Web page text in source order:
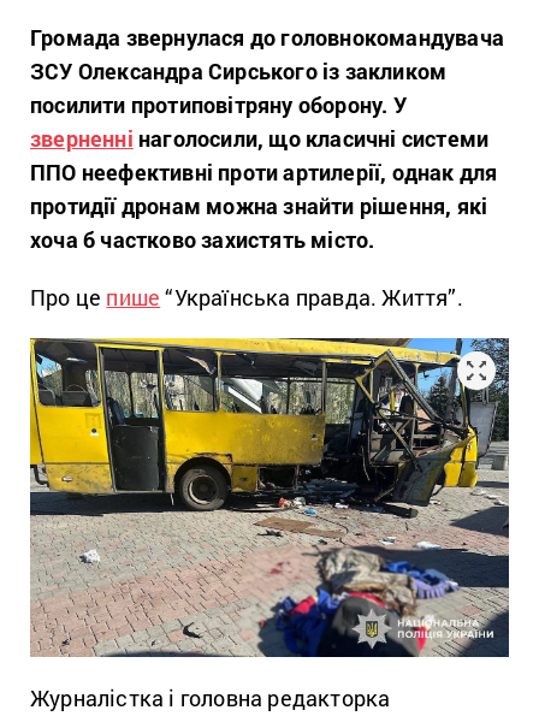
Громада звернулася до головнокомандувача
ЗСУ Олександра Сирськогоіз закликом
посилити протиповітряну оборону. У
зверненні наголосили, що класичні системи
ППО неефективні проти артилерії, однак для
протидії дронам можна знайти рішення, які
хоча б частково захистять місто.
Про це пише “Українська правда. Життя”.
Журналістка і головна редакторка